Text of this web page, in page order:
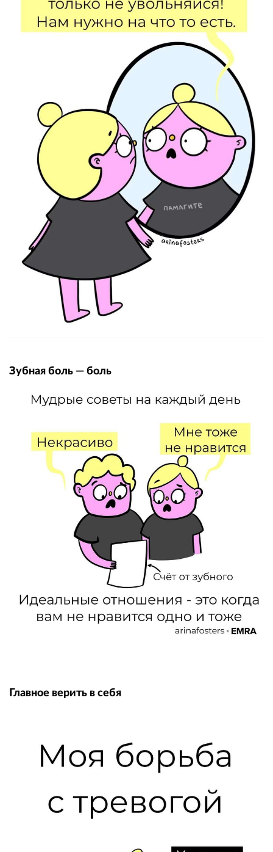
Зубная боль — боль
Главное верить в себя